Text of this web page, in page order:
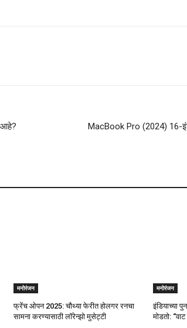
आहे?
MacBook Pro (2024) 16-
मनोरंजन
फ्रेंच ओपन 2025: चौथ्या फेरीत होलगर रनचा
सामना करण्यासाठी लॉरेन्झो मुसेट्टी
मनोरंजन
इंडियाच्या
मोडतो: